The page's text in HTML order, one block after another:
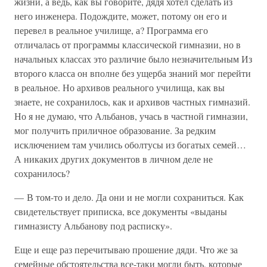
него инженера. Подождите, может, потому он его и
перевел в реальное училище, а? Программа его
отличалась от программы классической гимназии, но в
начальных классах это различие было незначительным Из
второго класса он вполне без ущерба знаний мог перейти
в реальное. Но архивов реального училища, как вы
знаете, не сохранилось, как и архивов частных гимназий.
Но я не думаю, что Альбанов, учась в частной гимназии,
мог получить приличное образование. За редким
исключением там учились оболтусы из богатых семей…
А никаких других документов в личном деле не
сохранилось?
— В том-то и дело. Да они и не могли сохраниться. Как
свидетельствует приписка, все документы «выданы
гимназисту Альбанову под расписку».
Еще и еще раз перечитываю прошение дяди. Что же за
семейные обстоятельства все-таки могли быть, которые